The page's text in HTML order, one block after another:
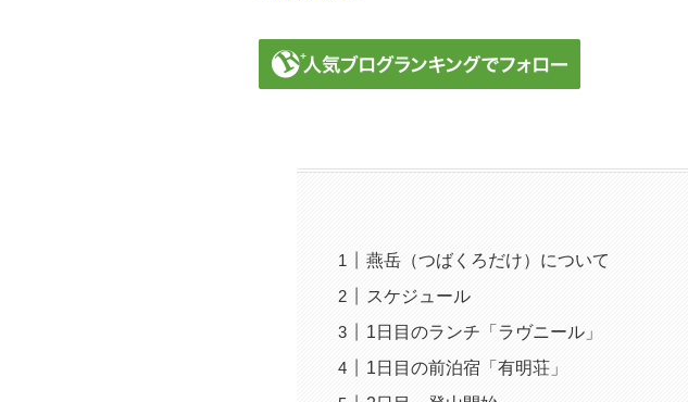
燕岳（つばくろだけ）について
スケジュール
1日目のランチ「ラヴニール」
1日目の前泊宿「有明荘」